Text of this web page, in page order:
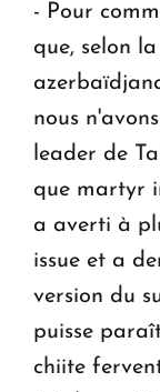
- Pour
que, selon
nous
leader de
que martyr
a averti à
issue et a
version du
puisse
chiite